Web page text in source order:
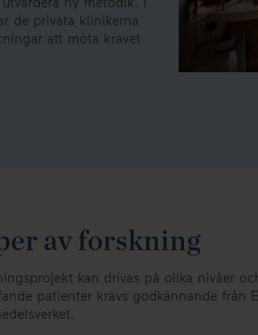
de privata klinikerna
att möta kravet
av forskning
kan drivas på olika nivåer
patienter krävs godkännande från